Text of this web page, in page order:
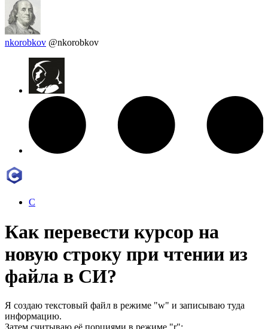
nkorobkov @nkorobkov
C
Как перевести курсор на
новую строку при чтении из
файла в СИ?
Я создаю текстовый файл в режиме "w" и записываю туда
информацию.
Затем считываю её порциями в режиме "r":